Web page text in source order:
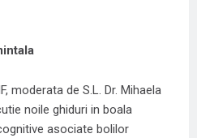
moderata de S.L. Dr. Mihaela
noile ghiduri in boala
asociate bolilor